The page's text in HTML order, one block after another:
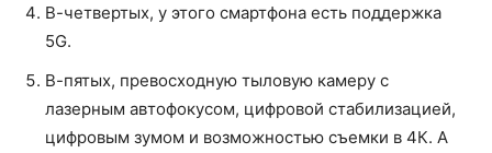
В-четвертых, у этого смартфона есть поддержка
5G.
В-пятых, превосходную тыловую камеру с
лазерным автофокусом, цифровой стабилизацией,
цифровым зумом и возможностью съемки в 4К. А